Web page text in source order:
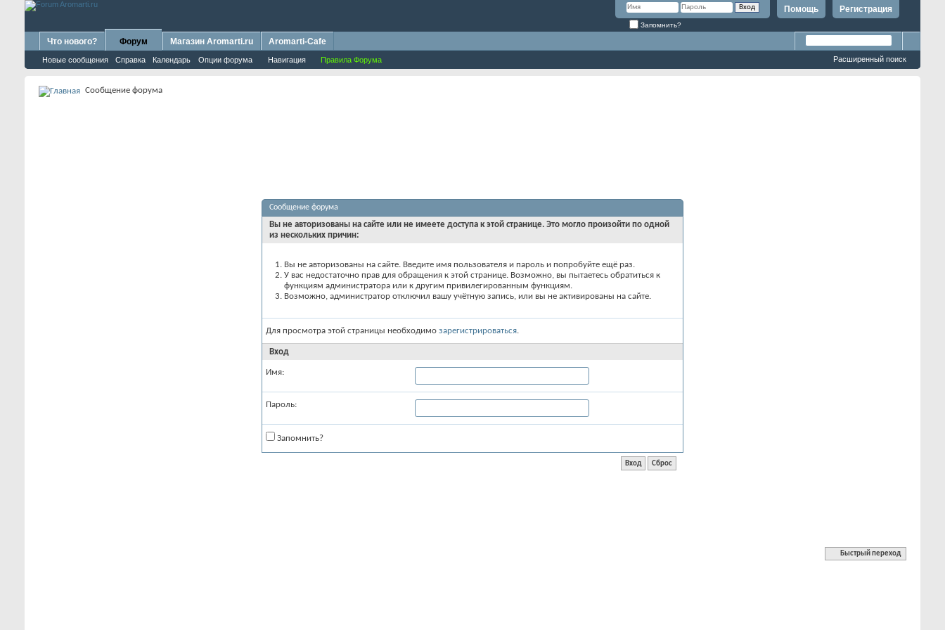
Регистрация
Помощь
Запомнить?
Что нового? Форум
Новые сообщения Справка Календарь Опции форума Навигация Правила Форума
Магазин Aromarti.ru Aromarti-Cafe
Расширенный поиск
Сообщение форума
Сообщение форума
Вы не авторизованы на сайте или не имеете доступа к этой странице. Это могло произойти по одной
из нескольких причин:
Вы не авторизованы на сайте. Введите имя пользователя и пароль и попробуйте ещё раз.
У вас недостаточно прав для обращения к этой странице. Возможно, вы пытаетесь обратиться к
функциям администратора или к другим привилегированным функциям.
Возможно, администратор отключил вашу учётную запись, или вы не активированы на сайте.
Для просмотра этой страницы необходимо зарегистрироваться.
Вход
Имя:
Пароль:
Запомнить?
Быстрый переход